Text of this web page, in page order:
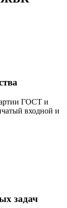
ГОСТ и
входной и
задач